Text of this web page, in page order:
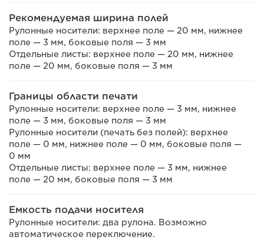
Рекомендуемая ширина полей
Рулонные носители: верхнее поле — 20 мм, нижнее
поле — 3 мм, боковые поля — 3 мм
Отдельные листы: верхнее поле — 20 мм, нижнее
поле — 20 мм, боковые поля — 3 мм
Границы области печати
Рулонные носители: верхнее поле — 3 мм, нижнее
поле — 3 мм, боковые поля — 3 мм
Рулонные носители (печать без полей): верхнее
поле — 0 мм, нижнее поле — 0 мм, боковые поля —
0 мм
Отдельные листы: верхнее поле — 3 мм, нижнее
поле — 20 мм, боковые поля — 3 мм
Емкость подачи носителя
Рулонные носители: два рулона. Возможно
автоматическое переключение.